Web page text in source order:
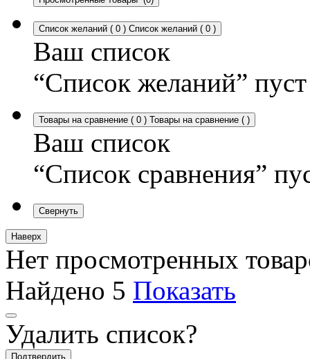
Список желаний ( 0 ) Список желаний ( 0 )
Ваш список
“Список желаний” пуст
Товары на сравнение ( 0 ) Товары на сравнение ( )
Ваш список
“Список сравнения”
Свернуть
Наверх
Нет просмотренных
Найдено 5 Показать
Удалить список?
Подтвердить